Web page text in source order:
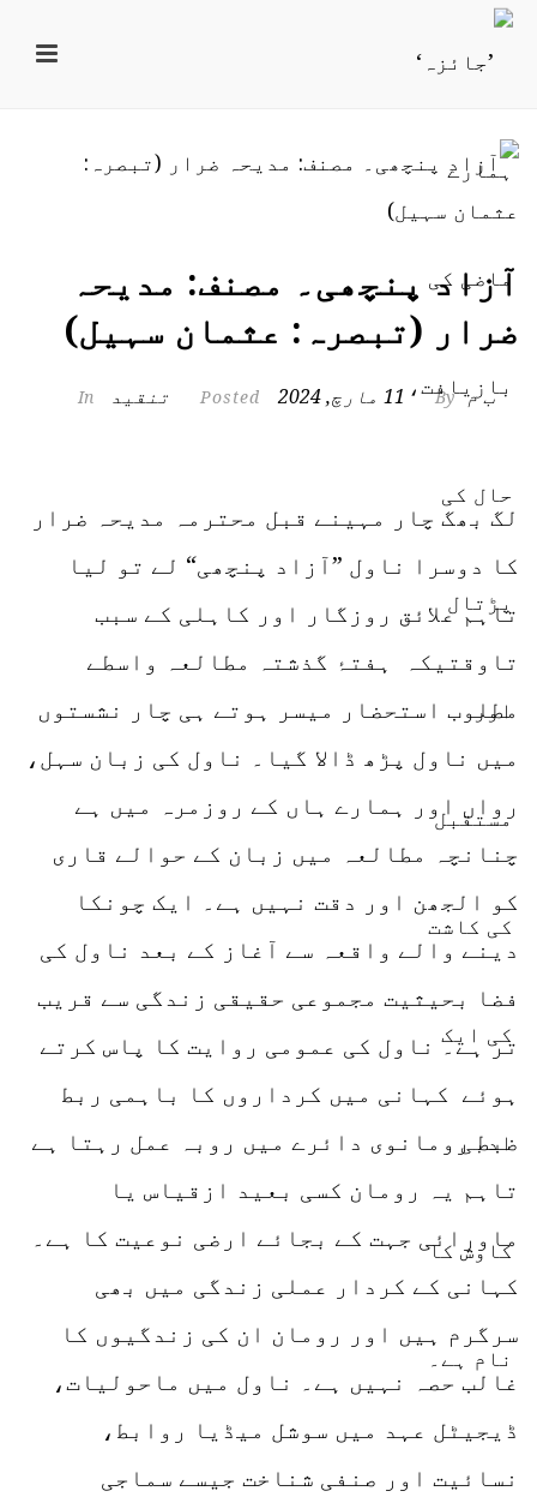
آزاد پنچھی۔ مصنف: مدیحہ
ضرار (تبصرہ: عثمان سہیل)
By ب م 11 مارچ, 2024 تنقید
لگ بھگ چار مہینے قبل محترمہ مدیحہ ضرار
کا دوسرا ناول ”آزاد پنچھی“ لے تو لیا
تاہم علائق روزگار اور کاہلی کے سبب
تاوقتیکہ ہفتۂ گذشتہ مطالعہ واسطے
مطلوب استحضار میسر ہوتے ہی چار نشستوں
میں ناول پڑھ ڈالا گیا۔ ناول کی زبان سہل،
رواں اور ہمارے ہاں کے روزمرہ میں ہے
چنانچہ مطالعہ میں زبان کے حوالے قاری
کو الجھن اور دقت نہیں ہے۔ ایک چونکا
دینے والے واقعہ سے آغاز کے بعد ناول کی
فضا بحیثیت مجموعی حقیقی زندگی سے قریب
تر ہے۔ ناول کی عمومی روایت کا پاس کرتے
ہوئے کہانی میں کرداروں کا باہمی ربط
ضبط رومانوی دائرے میں روبہ عمل رہتا ہے
تاہم یہ رومان کسی بعید ازقیاس یا
ماورائی جہت کے بجائے ارضی نوعیت کا ہے۔
کہانی کے کردار عملی زندگی میں بھی
سرگرم ہیں اور رومان ان کی زندگیوں کا
غالب حصہ نہیں ہے۔ ناول میں ماحولیات،
ڈیجیٹل عہد میں سوشل میڈیا روابط،
نسائیت اور صنفی شناخت جیسے سماجی